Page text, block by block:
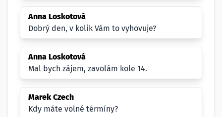
Anna Loskotová
Dobrý den, v kolik Vám to vyhovuje?
Anna Loskotová
Mal bych zájem, zavolám kole 14.
Marek Czech
Kdy máte volné térmíny?